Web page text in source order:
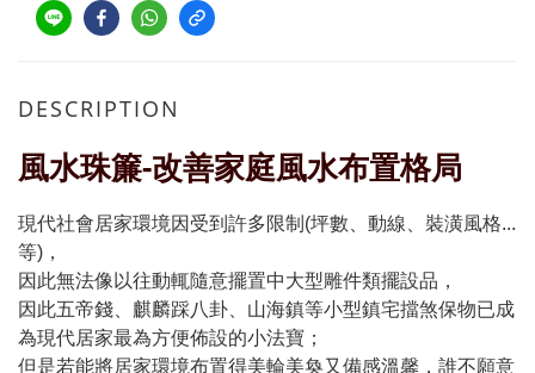
DESCRIPTION
風水珠簾-改善家庭風水布置格局
現代社會居家環境因受到許多限制(坪數、動線、裝潢風格...
等)，
因此無法像以往動輒隨意擺置中大型雕件類擺設品，
因此五帝錢、麒麟踩八卦、山海鎮等小型鎮宅擋煞保物已成
為現代居家最為方便佈設的小法寶；
但是若能將居家環境布置得美輪美奐又備感溫馨，誰不願意